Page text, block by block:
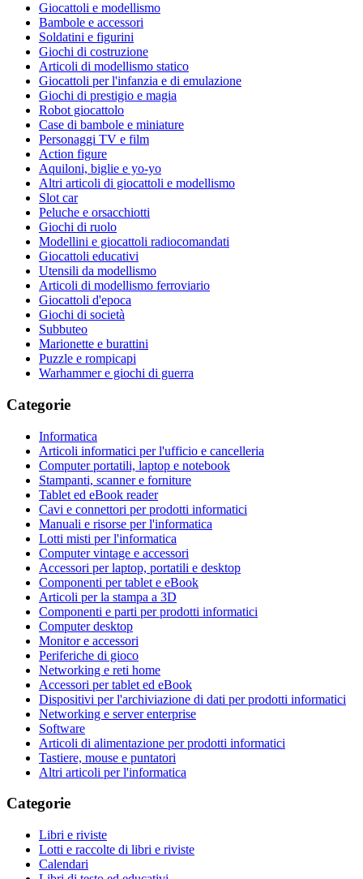
Giocattoli e modellismo
Bambole e accessori
Soldatini e figurini
Giochi di costruzione
Articoli di modellismo statico
Giocattoli per l'infanzia e di emulazione
Giochi di prestigio e magia
Robot giocattolo
Case di bambole e miniature
Personaggi TV e film
Action figure
Aquiloni, biglie e yo-yo
Altri articoli di giocattoli e modellismo
Slot car
Peluche e orsacchiotti
Giochi di ruolo
Modellini e giocattoli radiocomandati
Giocattoli educativi
Utensili da modellismo
Articoli di modellismo ferroviario
Giocattoli d'epoca
Giochi di società
Subbuteo
Marionette e burattini
Puzzle e rompicapi
Warhammer e giochi di guerra
Categorie
Informatica
Articoli informatici per l'ufficio e cancelleria
Computer portatili, laptop e notebook
Stampanti, scanner e forniture
Tablet ed eBook reader
Cavi e connettori per prodotti informatici
Manuali e risorse per l'informatica
Lotti misti per l'informatica
Computer vintage e accessori
Accessori per laptop, portatili e desktop
Componenti per tablet e eBook
Articoli per la stampa a 3D
Componenti e parti per prodotti informatici
Computer desktop
Monitor e accessori
Periferiche di gioco
Networking e reti home
Accessori per tablet ed eBook
Dispositivi per l'archiviazione di dati per prodotti informatici
Networking e server enterprise
Software
Articoli di alimentazione per prodotti informatici
Tastiere, mouse e puntatori
Altri articoli per l'informatica
Categorie
Libri e riviste
Lotti e raccolte di libri e riviste
Calendari